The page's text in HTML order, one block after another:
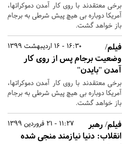
برخی معتقدند با روی کار آمدن دموکرات‎ها،
آمریکا دوباره بی هیچ پیش شرطی به برجام
باز خواهد گشت.
16:30 - 16 اردیبهشت 1399
فیلم/
وضعیت برجام پس از روی کار
آمدن "بایدن"
برخی معتقدند با روی کار آمدن دموکرات‎ها،
آمریکا دوباره بی هیچ پیش شرطی به برجام
باز خواهد گشت.
11:27 - 21 فروردین 1399
فیلم/ رهبر
انقلاب: دنیا نیازمند منجی شده